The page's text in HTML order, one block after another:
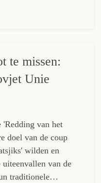
te missen:
Unie
'Redding van het
doel van de coup
wilden en
van de
traditionele…